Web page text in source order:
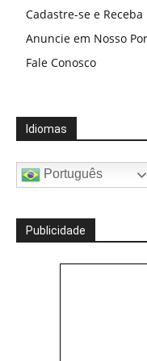
Cadastre-se e
Anuncie em Nosso
Fale Conosco
Idiomas
Português
Publicidade